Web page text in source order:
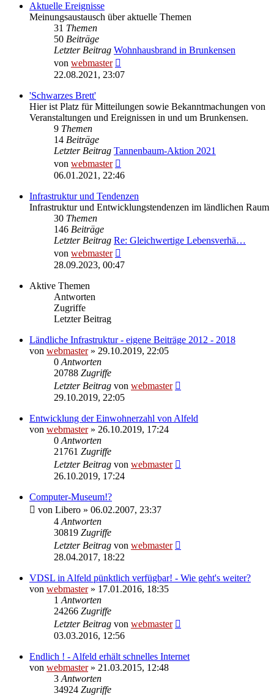
Aktuelle Ereignisse
Meinungsaustausch über aktuelle Themen
31 Themen
50 Beiträge
Letzter Beitrag Wohnhausbrand in Brunkensen
von webmaster
Beitrag
22.08.2021, 23:07
'Schwarzes Brett'
Hier ist Platz für Mitteilungen sowie Bekanntmachungen von
Veranstaltungen und Ereignissen in und um Brunkensen.
9 Themen
14 Beiträge
Letzter Beitrag Tannenbaum-Aktion 2021
von webmaster
Beitrag
06.01.2021, 22:46
Infrastruktur und Tendenzen
Infrastruktur und Entwicklungstendenzen im ländlichen Raum
30 Themen
146 Beiträge
Letzter Beitrag Re: Gleichwertige Lebensverhä…
von webmaster
Beitrag
28.09.2023, 00:47
Aktive Themen
Antworten
Zugriffe
Letzter Beitrag
Ländliche Infrastruktur - eigene Beiträge 2012 - 2018
von webmaster» 29.10.2019, 22:05
0 Antworten
20788 Zugriffe
Letzter Beitrag von webmaster
29.10.2019, 22:05
Entwicklung der Einwohnerzahl von Alfeld
von webmaster» 26.10.2019, 17:24
0 Antworten
21761 Zugriffe
Letzter Beitrag von webmaster
26.10.2019, 17:24
Computer-Museum!?
von Libero » 06.02.2007, 23:37
4 Antworten
30819 Zugriffe
Letzter Beitrag von webmaster
28.04.2017, 18:22
VDSL in Alfeld pünktlich verfügbar! - Wie geht's weiter?
von webmaster» 17.01.2016, 18:35
1 Antworten
24266 Zugriffe
Letzter Beitrag von webmaster
03.03.2016, 12:56
Endlich ! - Alfeld erhält schnelles Internet
von webmaster» 21.03.2015, 12:48
3 Antworten
34924 Zugriffe